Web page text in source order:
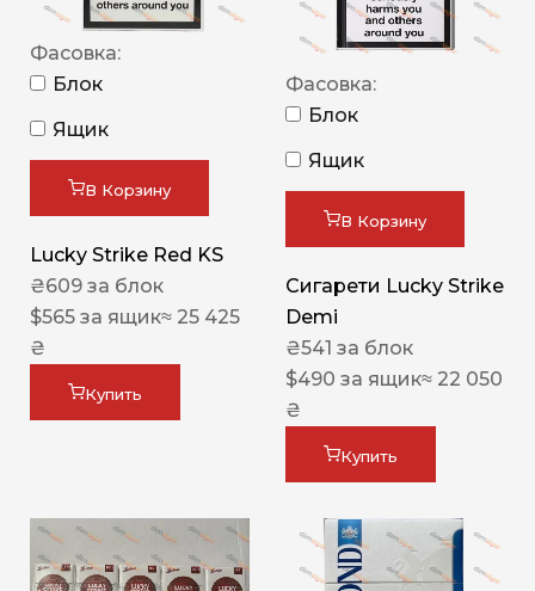
Фасовка:
Блок
Ящик
В Корзину
Lucky Strike Red KS
₴609 за блок
$565 за ящик≈ 25 425
₴
Купить
Фасовка:
Блок
Ящик
В Корзину
Сигарети Lucky Strike
Demi
₴541 за блок
$490 за ящик≈ 22 050
₴
Купить